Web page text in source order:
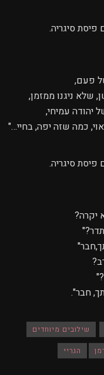
פיסת סיגריה.
פעם,
שלא ניגנו ממזמן,
יהודה עמיחי,
כמה שזה יפה, בחיי…"
פיסת סיגריה.
יקרה?
חבר".
שילובים מיוחדים
הגריי